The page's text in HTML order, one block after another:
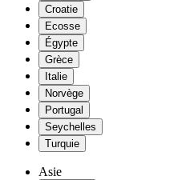
Croatie
Ecosse
Égypte
Grèce
Italie
Norvège
Portugal
Seychelles
Turquie
Asie